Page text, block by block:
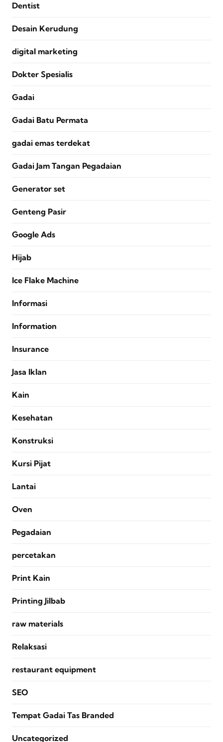
Dentist
Desain Kerudung
digital marketing
Dokter Spesialis
Gadai
Gadai Batu Permata
gadai emas terdekat
Gadai Jam Tangan Pegadaian
Generator set
Genteng Pasir
Google Ads
Hijab
Ice Flake Machine
Informasi
Information
Insurance
Jasa Iklan
Kain
Kesehatan
Konstruksi
Kursi Pijat
Lantai
Oven
Pegadaian
percetakan
Print Kain
Printing Jilbab
raw materials
Relaksasi
restaurant equipment
SEO
Tempat Gadai Tas Branded
Uncategorized